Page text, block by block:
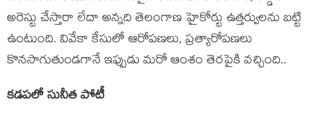
అరెస్టు చేస్తారా లేదా అన్నది తెలంగాణ హైకోర్టు ఉత్తర్వులను బట్టి
ఉంటుంది. వివేకా కేసులో ఆరోపణలు, ప్రత్యారోపణలు
కొనసాగుతుండగానే ఇప్పుడు మరో ఆంశం తెరపైకి వచ్చింది..
కడపలో సునీత పోటీ